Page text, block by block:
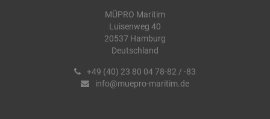
MÜPRO Maritim
Luisenweg 40
20537 Hamburg
Deutschland
+49 (40) 23 80 04 78-82 / -83
info@muepro-maritim.de